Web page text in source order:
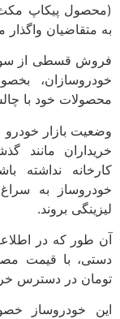
به متقاضیان واگذار
فروش قسطی از
خودروسازان،
محصولات خود با
وضعیت بازار
خریداران مانند
کارخانه نداشته
خودروساز به
لیزینگی بروند.
آن طور که در
تومان در دسترس
این خودروساز